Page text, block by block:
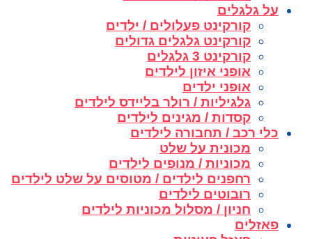
על גלגלים
קורקינט פעלולים / ילדים
קורקינט גלגלים גדולים
קורקינט 3 גלגלים
אופני איזון לילדים
אופני ילדים
גלגיליות / רולר בליידס לילדים
קסדות / מגינים לילדים
כלי רכב / תחבורה לילדים
מכונית על שלט
מכוניות / מנופים לילדים
רחפנים לילדים / מטוסים על שלט לילדים
רובוטים לילדים
חניון / מסלול מכוניות לילדים
פאזלים